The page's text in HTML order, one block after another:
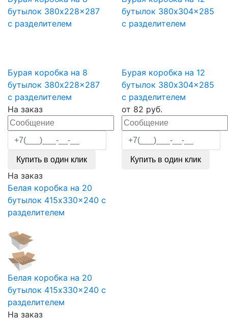
бутылок 380x228x287
с разделителем
Бурая коробка на 8
бутылок 380x228x287
с разделителем
На заказ
Купить в один клик
бутылок 380x304x285
с разделителем
Бурая коробка на 12
бутылок 380x304x285
с разделителем
от 82 руб.
Купить в один клик
На заказ
Белая коробка на 20
бутылок 415x330x240 с
разделителем
Белая коробка на 20
бутылок 415x330x240 с
разделителем
На заказ